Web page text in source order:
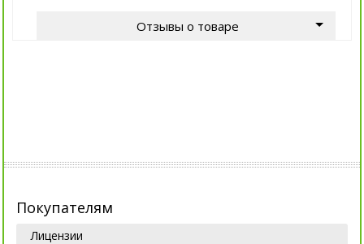
Отзывы о товаре
Покупателям
Лицензии